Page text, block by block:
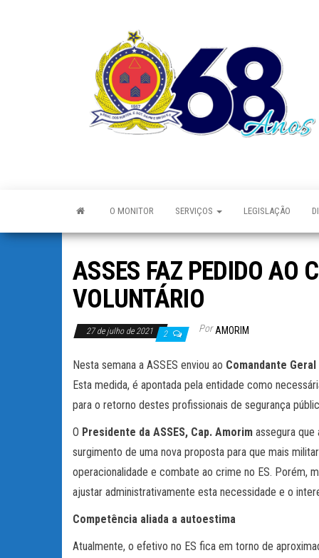
O MONITOR SERVIÇOS LEGISLAÇÃO
ASSES FAZ PEDIDO AO
VOLUNTÁRIO
27 de julho de 2021 2 Por AMORIM
Nesta semana a ASSES enviou ao Comandante
Esta medida, é apontada pela entidade como
para o retorno destes profissionais de segurança
O Presidente da ASSES, Cap. Amorim assegura
surgimento de uma nova proposta para que mais
operacionalidade e combate ao crime no ES. Porém,
ajustar administrativamente esta necessidade e o
Competência aliada a autoestima
Atualmente, o efetivo no ES fica em torno de